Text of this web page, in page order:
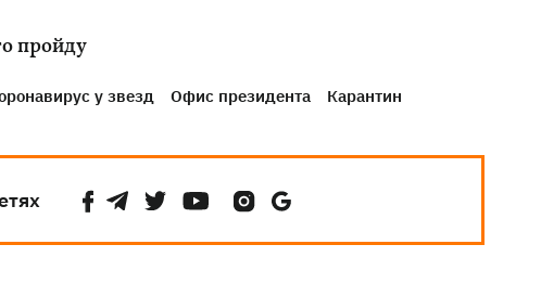
пройду
у звезд Офис президента Карантин